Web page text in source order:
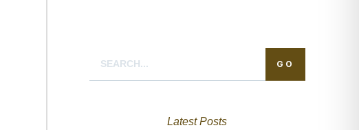
GO
Latest Posts